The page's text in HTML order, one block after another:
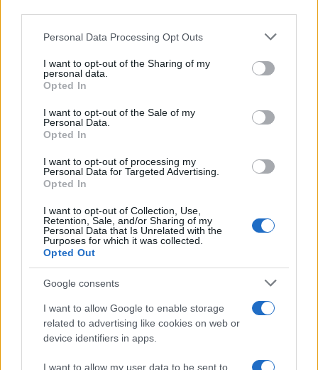
Please note that this website/app uses one or more Google
not limited to your visit or usage behaviour. You may click to
grant or deny consent to Google and its third-party tags to
use your data for below specified purposes in below Google
consent section.
Personal Data Processing Opt Outs
I want to opt-out of the Sharing of my
personal data.
Opted In
I want to opt-out of the Sale of my
Personal Data.
Opted In
I want to opt-out of processing my
Personal Data for Targeted Advertising.
Opted In
I want to opt-out of Collection, Use,
Retention, Sale, and/or Sharing of my
Personal Data that Is Unrelated with the
Purposes for which it was collected.
Opted Out
Google consents
I want to allow Google to enable storage
related to advertising like cookies on web or
device identifiers in apps.
I want to allow my user data to be sent to
NEWS
Brentolie daalt naar 88.9 dollar: een week van dalende
grondstoffenprijzen
Sanne De Vries · 7 aug 2026